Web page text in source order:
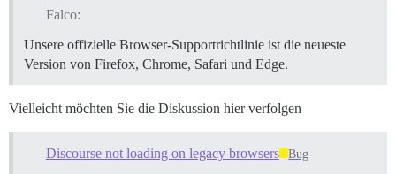
Falco:
Unsere offizielle Browser-Supportrichtlinie ist die neueste
Version von Firefox, Chrome, Safari und Edge.
Vielleicht möchten Sie die Diskussion hier verfolgen
Discourse not loading on legacy browsers Bug